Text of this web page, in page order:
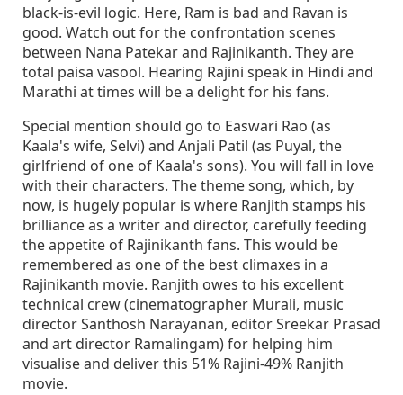
black-is-evil logic. Here, Ram is bad and Ravan is
good. Watch out for the confrontation scenes
between Nana Patekar and Rajinikanth. They are
total paisa vasool. Hearing Rajini speak in Hindi and
Marathi at times will be a delight for his fans.
Special mention should go to Easwari Rao (as
Kaala's wife, Selvi) and Anjali Patil (as Puyal, the
girlfriend of one of Kaala's sons). You will fall in love
with their characters. The theme song, which, by
now, is hugely popular is where Ranjith stamps his
brilliance as a writer and director, carefully feeding
the appetite of Rajinikanth fans. This would be
remembered as one of the best climaxes in a
Rajinikanth movie. Ranjith owes to his excellent
technical crew (cinematographer Murali, music
director Santhosh Narayanan, editor Sreekar Prasad
and art director Ramalingam) for helping him
visualise and deliver this 51% Rajini-49% Ranjith
movie.